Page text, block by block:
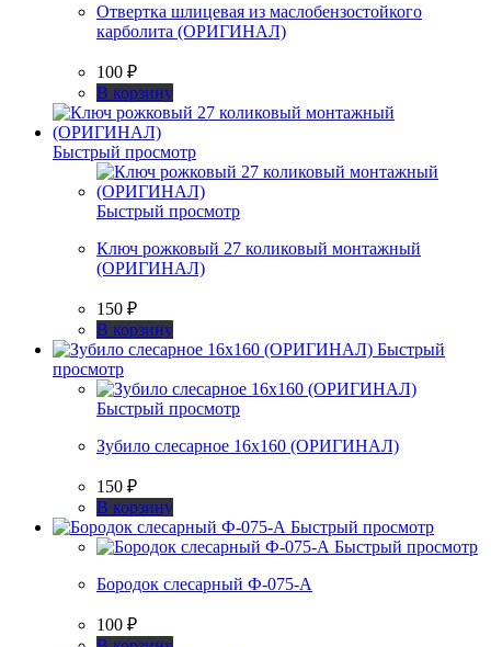
Отвертка шлицевая из маслобензостойкого
карболита (ОРИГИНАЛ)
100 ₽
В корзину
Быстрый просмотр
Быстрый просмотр
Ключ рожковый 27 коликовый монтажный
(ОРИГИНАЛ)
150 ₽
В корзину
Быстрый
просмотр
Быстрый просмотр
Зубило слесарное 16х160 (ОРИГИНАЛ)
150 ₽
В корзину
Быстрый просмотр
Быстрый просмотр
Бородок слесарный Ф-075-А
100 ₽